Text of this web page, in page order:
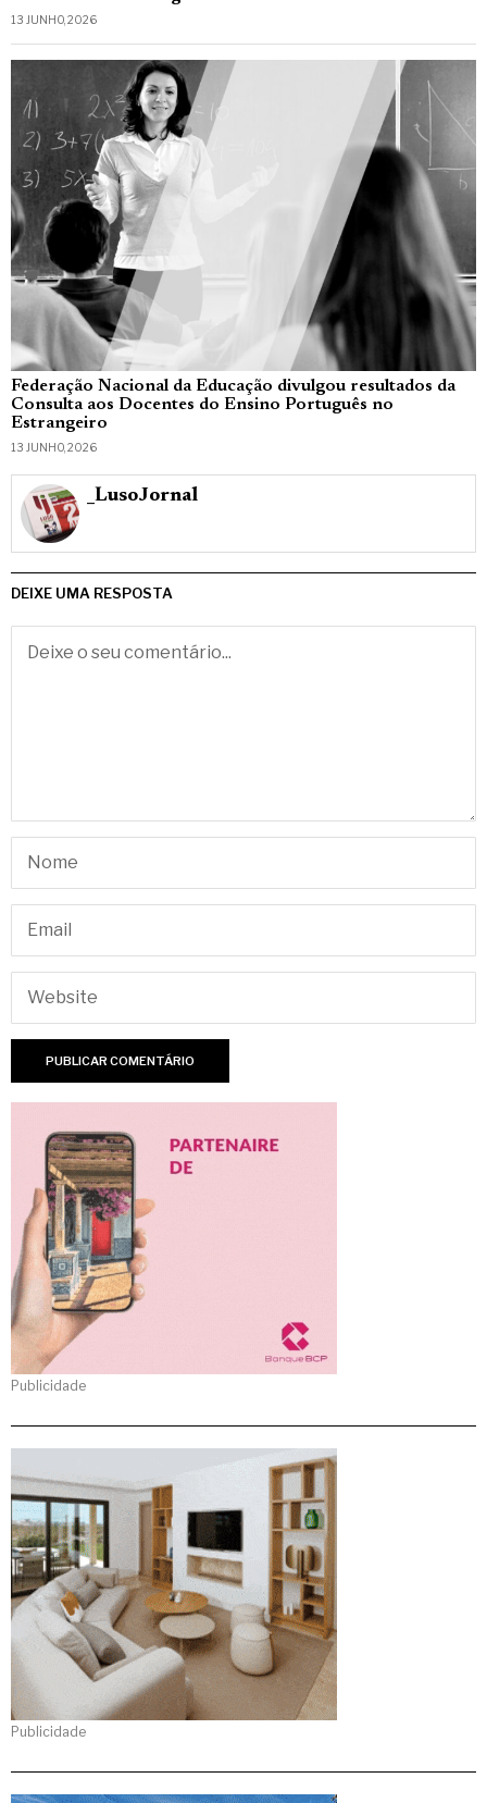
13 JUNHO, 2026
Federação Nacional da Educação divulgou resultados da
Consulta aos Docentes do Ensino Português no
Estrangeiro
13 JUNHO, 2026
_LusoJornal
DEIXE UMA RESPOSTA
Publicidade
Publicidade